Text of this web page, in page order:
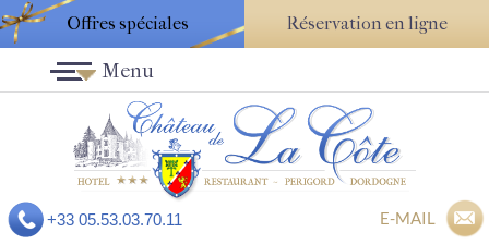
Offres spéciales Réservation en ligne
+33 05.53.03.70.11 E-MAIL
Menu